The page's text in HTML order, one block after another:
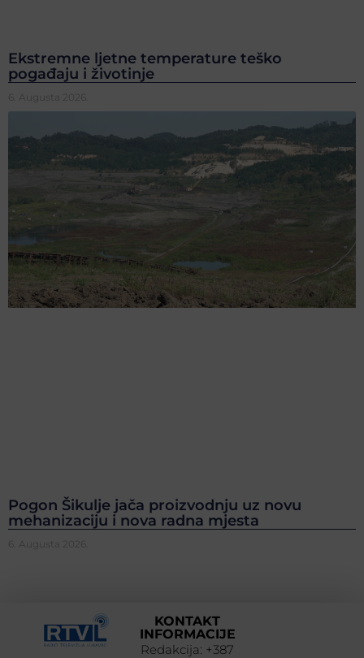
Ekstremne ljetne temperature teško
pogađaju i životinje
6. Augusta 2026.
Pogon Šikulje jača proizvodnju uz novu
mehanizaciju i nova radna mjesta
6. Augusta 2026.
KONTAKT
INFORMACIJE
Redakcija: +387